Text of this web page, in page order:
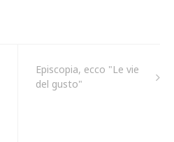
Episcopia, ecco "Le vie
del gusto"